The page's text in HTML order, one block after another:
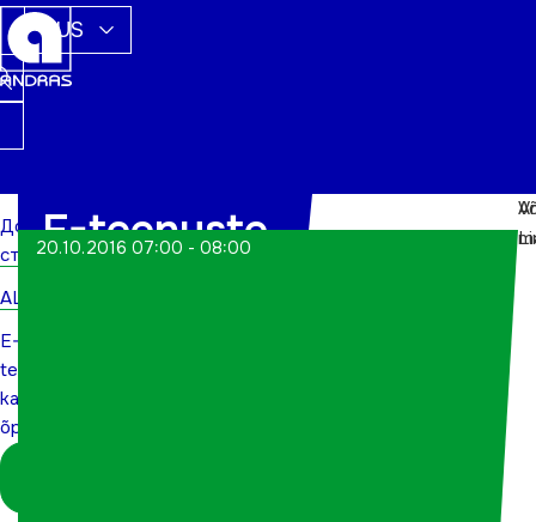
RUS
Домашняя
страница
ALWs
E-
teenuste
kasutamise
õpetus
E-teenuste
20.10.2016 07:00 - 08:00